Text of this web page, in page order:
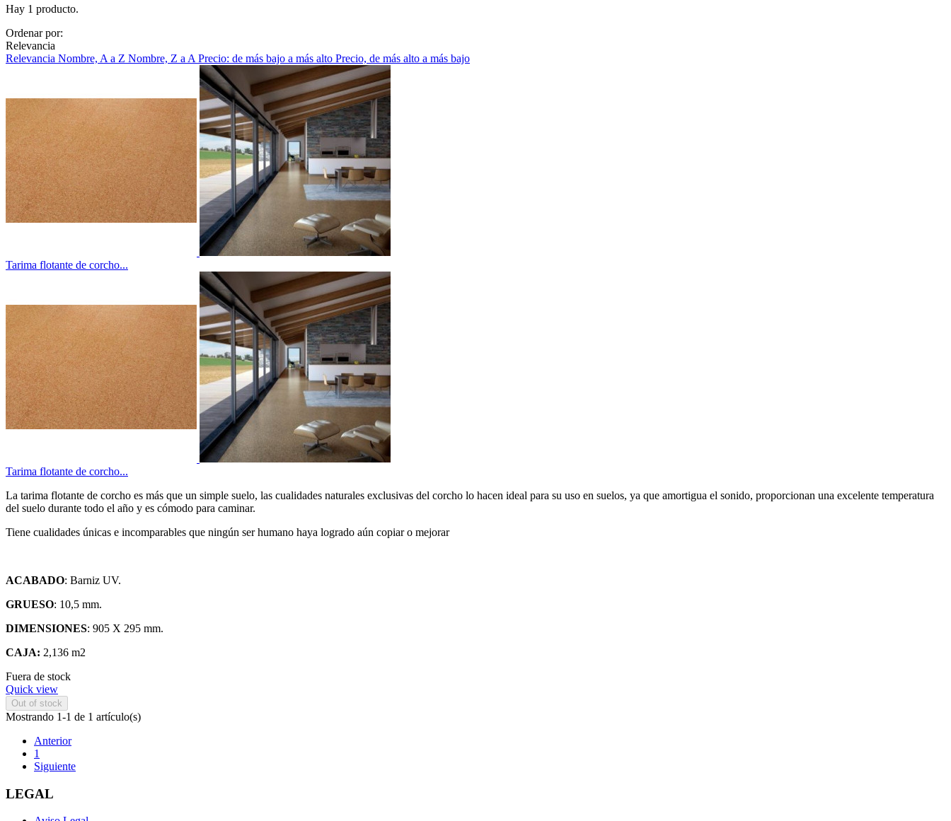
Hay 1 producto.
Ordenar por:
Relevancia
Relevancia Nombre, A a Z Nombre, Z a A Precio: de más bajo a más alto Precio, de más alto a más bajo
Tarima flotante de corcho...
Tarima flotante de corcho...
La tarima flotante de corcho es más que un simple suelo, las cualidades naturales exclusivas del corcho lo hacen ideal para su uso en suelos, ya que amortigua el sonido, proporcionan una excelente temperatura
del suelo durante todo el año y es cómodo para caminar.
Tiene cualidades únicas e incomparables que ningún ser humano haya logrado aún copiar o mejorar
ACABADO: Barniz UV.
GRUESO: 10,5 mm.
DIMENSIONES: 905 X 295 mm.
CAJA: 2,136 m2
Fuera de stock
Quick view
Out of stock
Mostrando 1-1 de 1 artículo(s)
Anterior
1
Siguiente
LEGAL